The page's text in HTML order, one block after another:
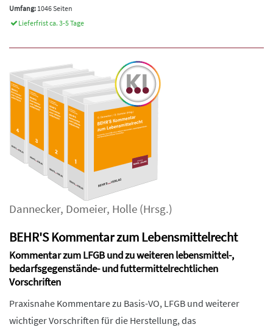
Umfang: 1046 Seiten
Lieferfrist ca. 3-5 Tage
Dannecker, Domeier, Holle (Hrsg.)
BEHR'S Kommentar zum Lebensmittelrecht
Kommentar zum LFGB und zu weiteren lebensmittel-,
bedarfsgegenstände- und futtermittelrechtlichen
Vorschriften
Praxisnahe Kommentare zu Basis-VO, LFGB und weiterer
wichtiger Vorschriften für die Herstellung, das